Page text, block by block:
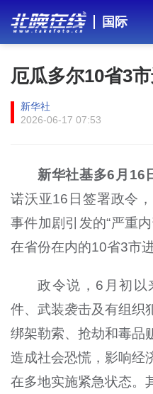
国际
厄瓜多尔10省3
新华社
2026-06-17 07:53
新华社基多6月16
诺沃亚16日签署政令
事件加剧引发的“严重
在省份在内的10省3市
政令说，6月初以
件、武装袭击及有组织
绑架勒索、抢劫和毒品
造成社会恐慌，影响经
在多地实施紧急状态。